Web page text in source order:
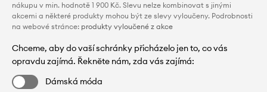
nákupu v min. hodnotě 1 900 Kč. Slevu nelze kombinovat s jinými
akcemi a některé produkty mohou být ze slevy vyloučeny. Podrobnosti
na webové stránce: produkty vyloučené z akce
Chceme, aby do vaší schránky přicházelo jen to, co vás
opravdu zajímá. Řekněte nám, zda vás zajímá:
Dámská móda